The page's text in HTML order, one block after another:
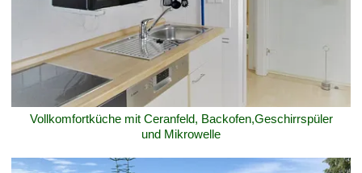
Vollkomfortküche mit Ceranfeld, Backofen,Geschirrspüler
und Mikrowelle